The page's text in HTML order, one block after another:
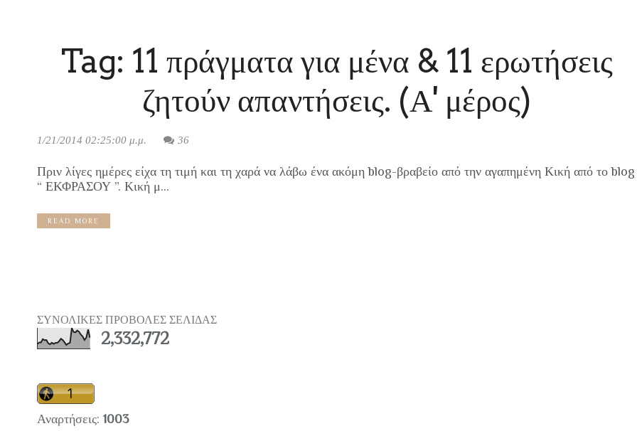
Tag: 11 πράγματα για μένα & 11 ερωτήσεις
ζητούν απαντήσεις. (Α' μέρος)
1/21/2014 02:25:00 μ.μ. 36
Πριν λίγες ημέρες είχα τη τιμή και τη χαρά να λάβω ένα ακόμη blog-βραβείο από την αγαπημένη Κική από το blog
“ ΕΚΦΡΑΣΟΥ ”. Κική μ...
READ MORE
ΣΥΝΟΛΙΚΕΣ ΠΡΟΒΟΛΕΣ ΣΕΛΙΔΑΣ
2,332,772
Αναρτήσεις: 1003